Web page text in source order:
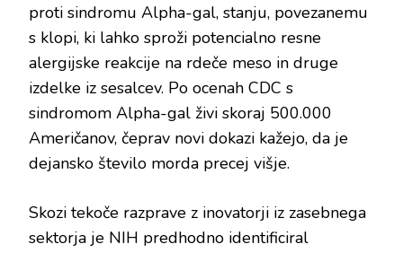
proti sindromu Alpha-gal, stanju, povezanemu
s klopi, ki lahko sproži potencialno resne
alergijske reakcije na rdeče meso in druge
izdelke iz sesalcev. Po ocenah CDC s
sindromom Alpha-gal živi skoraj 500.000
Američanov, čeprav novi dokazi kažejo, da je
dejansko število morda precej višje.
Skozi tekoče razprave z inovatorji iz zasebnega
sektorja je NIH predhodno identificiral